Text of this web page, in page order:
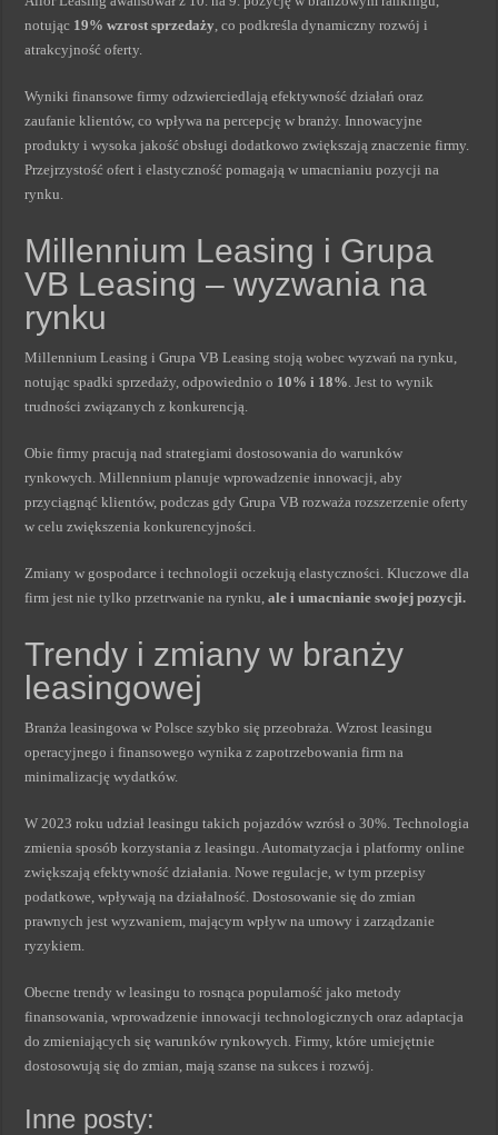
notując 19% wzrost sprzedaży, co podkreśla dynamiczny rozwój i
atrakcyjność oferty.
Wyniki finansowe firmy odzwierciedlają efektywność działań oraz
zaufanie klientów, co wpływa na percepcję w branży. Innowacyjne
produkty i wysoka jakość obsługi dodatkowo zwiększają znaczenie firmy.
Przejrzystość ofert i elastyczność pomagają w umacnianiu pozycji na
rynku.
Millennium Leasing i Grupa
VB Leasing – wyzwania na
rynku
Millennium Leasing i Grupa VB Leasing stoją wobec wyzwań na rynku,
notując spadki sprzedaży, odpowiednio o 10% i 18%. Jest to wynik
trudności związanych z konkurencją.
Obie firmy pracują nad strategiami dostosowania do warunków
rynkowych. Millennium planuje wprowadzenie innowacji, aby
przyciągnąć klientów, podczas gdy Grupa VB rozważa rozszerzenie oferty
w celu zwiększenia konkurencyjności.
Zmiany w gospodarce i technologii oczekują elastyczności. Kluczowe dla
firm jest nie tylko przetrwanie na rynku,ale i umacnianie swojej pozycji.
Trendy i zmiany w branży
leasingowej
Branża leasingowa w Polsce szybko się przeobraża. Wzrost leasingu
operacyjnego i finansowego wynika z zapotrzebowania firm na
minimalizację wydatków.
W 2023 roku udział leasingu takich pojazdów wzrósł o 30%. Technologia
zmienia sposób korzystania z leasingu. Automatyzacja i platformy online
zwiększają efektywność działania. Nowe regulacje, w tym przepisy
podatkowe, wpływają na działalność. Dostosowanie się do zmian
prawnych jest wyzwaniem, mającym wpływ na umowy i zarządzanie
ryzykiem.
Obecne trendy w leasingu to rosnąca popularność jako metody
finansowania, wprowadzenie innowacji technologicznych oraz adaptacja
do zmieniających się warunków rynkowych. Firmy, które umiejętnie
dostosowują się do zmian, mają szanse na sukces i rozwój.
Inne posty: